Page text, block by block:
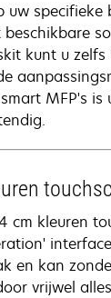
uw specifieke
kunt u zelfs
MFP's is
cm kleuren
en kan
vrijwel